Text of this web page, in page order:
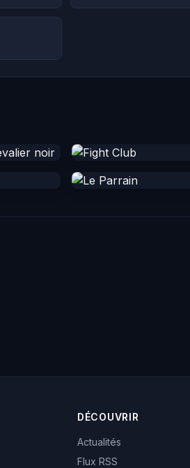
DÉCOUVRIR
Actualités
Flux RSS